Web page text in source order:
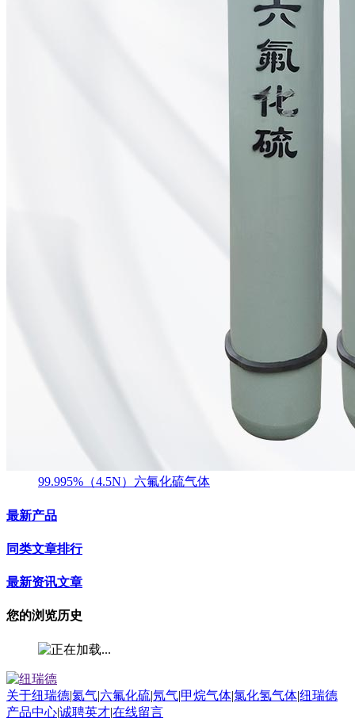
99.995%（4.5N）六氟化硫气体
最新产品
同类文章排行
最新资讯文章
您的浏览历史
关于纽瑞德|氦气|六氟化硫|氖气|甲烷气体|氯化氢气体|纽瑞德
产品中心|诚聘英才|在线留言